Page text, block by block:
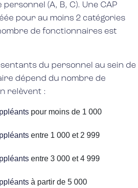
(A, B, C). Une CAP
pour au moins 2 catégories
de fonctionnaires est
du personnel au sein de
dépend du nombre de
relèvent :
pour moins de 1 000
entre 1 000 et 2 999
entre 3 000 et 4 999
à partir de 5 000